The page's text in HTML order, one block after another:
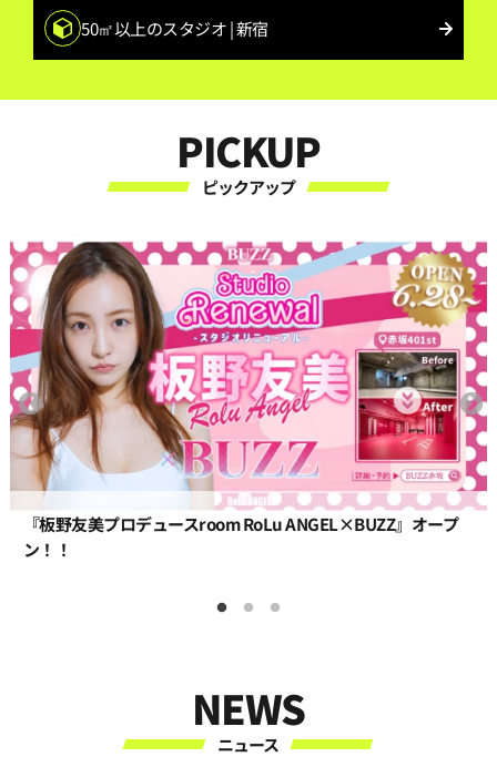
50㎡以上のスタジオ | 新宿
PICKUP
ピックアップ
🎉BUZZ八王子2nd OPEN！最大55㎡✨＆30分100円～の映え
スタジオ登場🎥
NEWS
ニュース